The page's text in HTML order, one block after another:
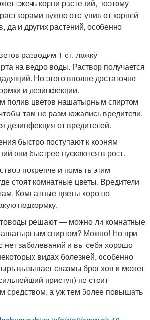
сжечь корни растений, поэтому
нужно отступив от корней
да и других растений, особенно
разводим 1 ст. ложку
на ведро воды. Раствор получается
Но этого вполне достаточно
и дезинфекции.
полив цветов нашатырным спиртом
там не размножались вредители,
дезинфекция от вредителей.
быстро поступают к корням
они быстрее пускаются в рост.
покрепче и помыть этим
стоят комнатные цветы. Вредители
Комнатные цветы хорошо
подкормку.
решают — можно ли комнатные
спиртом? Можно! Но при
нет заболеваний и вы себя хорошо
видах болезней, особенно
вызывает спазмы бронхов и может
приступ) не стоит
средством, а уж тем более повышать